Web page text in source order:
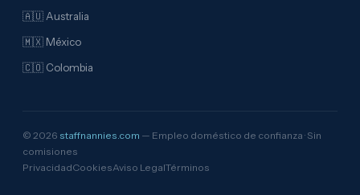
🇦🇺 Australia
🇲🇽 México
🇨🇴 Colombia
© 2026 staffnannies.com — Empleo doméstico de confianza · Sin
comisiones
PrivacidadCookiesAviso LegalTérminos